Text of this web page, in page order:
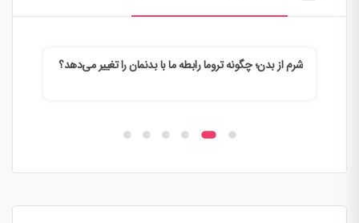
شرم از بدن؛ چگونه تروما رابطه ما با بدنمان را تغییر می‌دهد؟